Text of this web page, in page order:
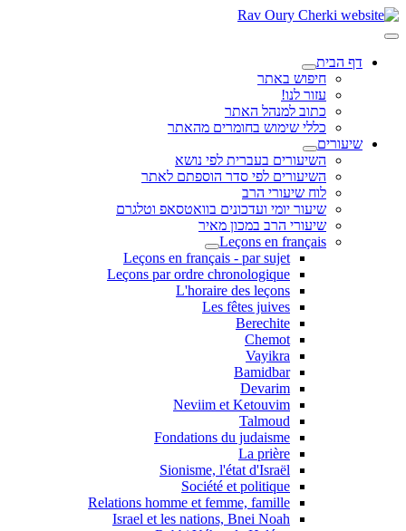
דף הבית
חיפוש באתר
עזור לנו!
כתוב למנהל האתר
כללי שימוש בחומרים מהאתר
שיעורים
השיעורים בעברית לפי נושא
השיעורים לפי סדר הוספתם לאתר
לוח שיעורי הרב
שיעור יומי ועדכונים בוואטסאפ וטלגרם
שיעורי הרב במכון מאיר
Leçons en français
Leçons en français - par sujet
Leçons par ordre chronologique
L'horaire des leçons
Les fêtes juives
Berechite
Chemot
Vayikra
Bamidbar
Devarim
Neviim et Ketouvim
Talmoud
Fondations du judaisme
La prière
Sionisme, l'état d'Israël
Société et politique
Relations homme et femme, famille
Israel et les nations, Bnei Noah